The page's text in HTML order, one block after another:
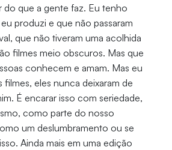
do que a gente faz. Eu tenho
produzi e que não passaram
que não tiveram uma acolhida
filmes meio obscuros. Mas que
conhecem e amam. Mas eu
filmes, eles nunca deixaram de
É encarar isso com seriedade,
como parte do nosso
um deslumbramento ou se
Ainda mais em uma edição